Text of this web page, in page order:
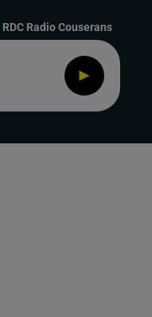
RDC Radio Couserans